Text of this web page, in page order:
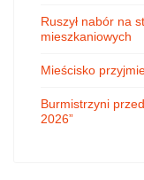
Ruszył nabór na
mieszkaniowych
Mieścisko
Burmistrzyni
2026”